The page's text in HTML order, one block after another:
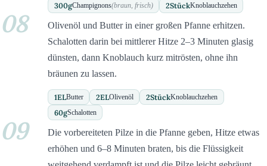
300gChampignons(braun, frisch) 2StückKnoblauchzehen
08
Olivenöl und Butter in einer großen Pfanne erhitzen.
Schalotten darin bei mittlerer Hitze 2–3 Minuten glasig
dünsten, dann Knoblauch kurz mitrösten, ohne ihn
bräunen zu lassen.
1ELButter 2ELOlivenöl 2StückKnoblauchzehen
60gSchalotten
09
Die vorbereiteten Pilze in die Pfanne geben, Hitze etwas
erhöhen und 6–8 Minuten braten, bis die Flüssigkeit